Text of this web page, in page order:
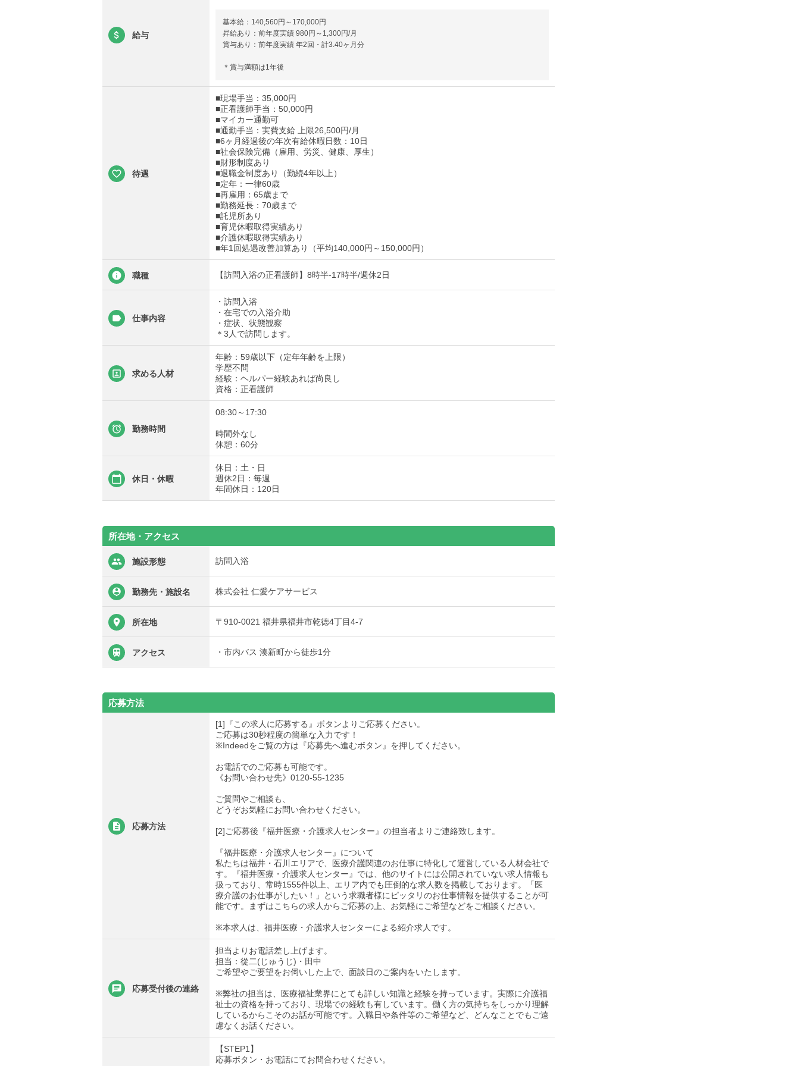
給与
基本給：140,560円～170,000円
昇給あり：前年度実績 980円～1,300円/月
賞与あり：前年度実績 年2回・計3.40ヶ月分
＊賞与満額は1年後
待遇
■現場手当：35,000円
■正看護師手当：50,000円
■マイカー通勤可
■通勤手当：実費支給 上限26,500円/月
■6ヶ月経過後の年次有給休暇日数：10日
■社会保険完備（雇用、労災、健康、厚生）
■財形制度あり
■退職金制度あり（勤続4年以上）
■定年：一律60歳
■再雇用：65歳まで
■勤務延長：70歳まで
■託児所あり
■育児休暇取得実績あり
■介護休暇取得実績あり
■年1回処遇改善加算あり（平均140,000円～150,000円）
職種 【訪問入浴の正看護師】8時半-17時半/週休2日
仕事内容
・訪問入浴
・在宅での入浴介助
・症状、状態観察
＊3人で訪問します。
求める人材
年齢：59歳以下（定年年齢を上限）
学歴不問
経験：ヘルパー経験あれば尚良し
資格：正看護師
勤務時間
08:30～17:30
時間外なし
休憩：60分
休日・休暇
休日：土・日
週休2日：毎週
年間休日：120日
所在地・アクセス
施設形態 訪問入浴
勤務先・施設名 株式会社 仁愛ケアサービス
所在地 〒910-0021 福井県福井市乾徳4丁目4-7
アクセス ・市内バス 湊新町から徒歩1分
応募方法
応募方法
[1]『この求人に応募する』ボタンよりご応募ください。
ご応募は30秒程度の簡単な入力です！
※Indeedをご覧の方は『応募先へ進むボタン』を押してください。
お電話でのご応募も可能です。
《お問い合わせ先》0120-55-1235
ご質問やご相談も、
どうぞお気軽にお問い合わせください。
[2]ご応募後『福井医療・介護求人センター』の担当者よりご連絡致します。
『福井医療・介護求人センター』について
私たちは福井・石川エリアで、医療介護関連のお仕事に特化して運営している人材会社で
す。『福井医療・介護求人センター』では、他のサイトには公開されていない求人情報も
扱っており、常時1555件以上、エリア内でも圧倒的な求人数を掲載しております。「医
療介護のお仕事がしたい！」という求職者様にピッタリのお仕事情報を提供することが可
能です。まずはこちらの求人からご応募の上、お気軽にご希望などをご相談ください。
※本求人は、福井医療・介護求人センターによる紹介求人です。
応募受付後の連絡
担当よりお電話差し上げます。
担当：從二(じゅうじ)・田中
ご希望やご要望をお伺いした上で、面談日のご案内をいたします。
※弊社の担当は、医療福祉業界にとても詳しい知識と経験を持っています。実際に介護福
祉士の資格を持っており、現場での経験も有しています。働く方の気持ちをしっかり理解
しているからこそのお話が可能です。入職日や条件等のご希望など、どんなことでもご遠
慮なくお話ください。
【STEP1】
応募ボタン・お電話にてお問合わせください。